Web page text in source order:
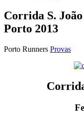
Corrida S.
Porto 2013
Porto Runners Provas